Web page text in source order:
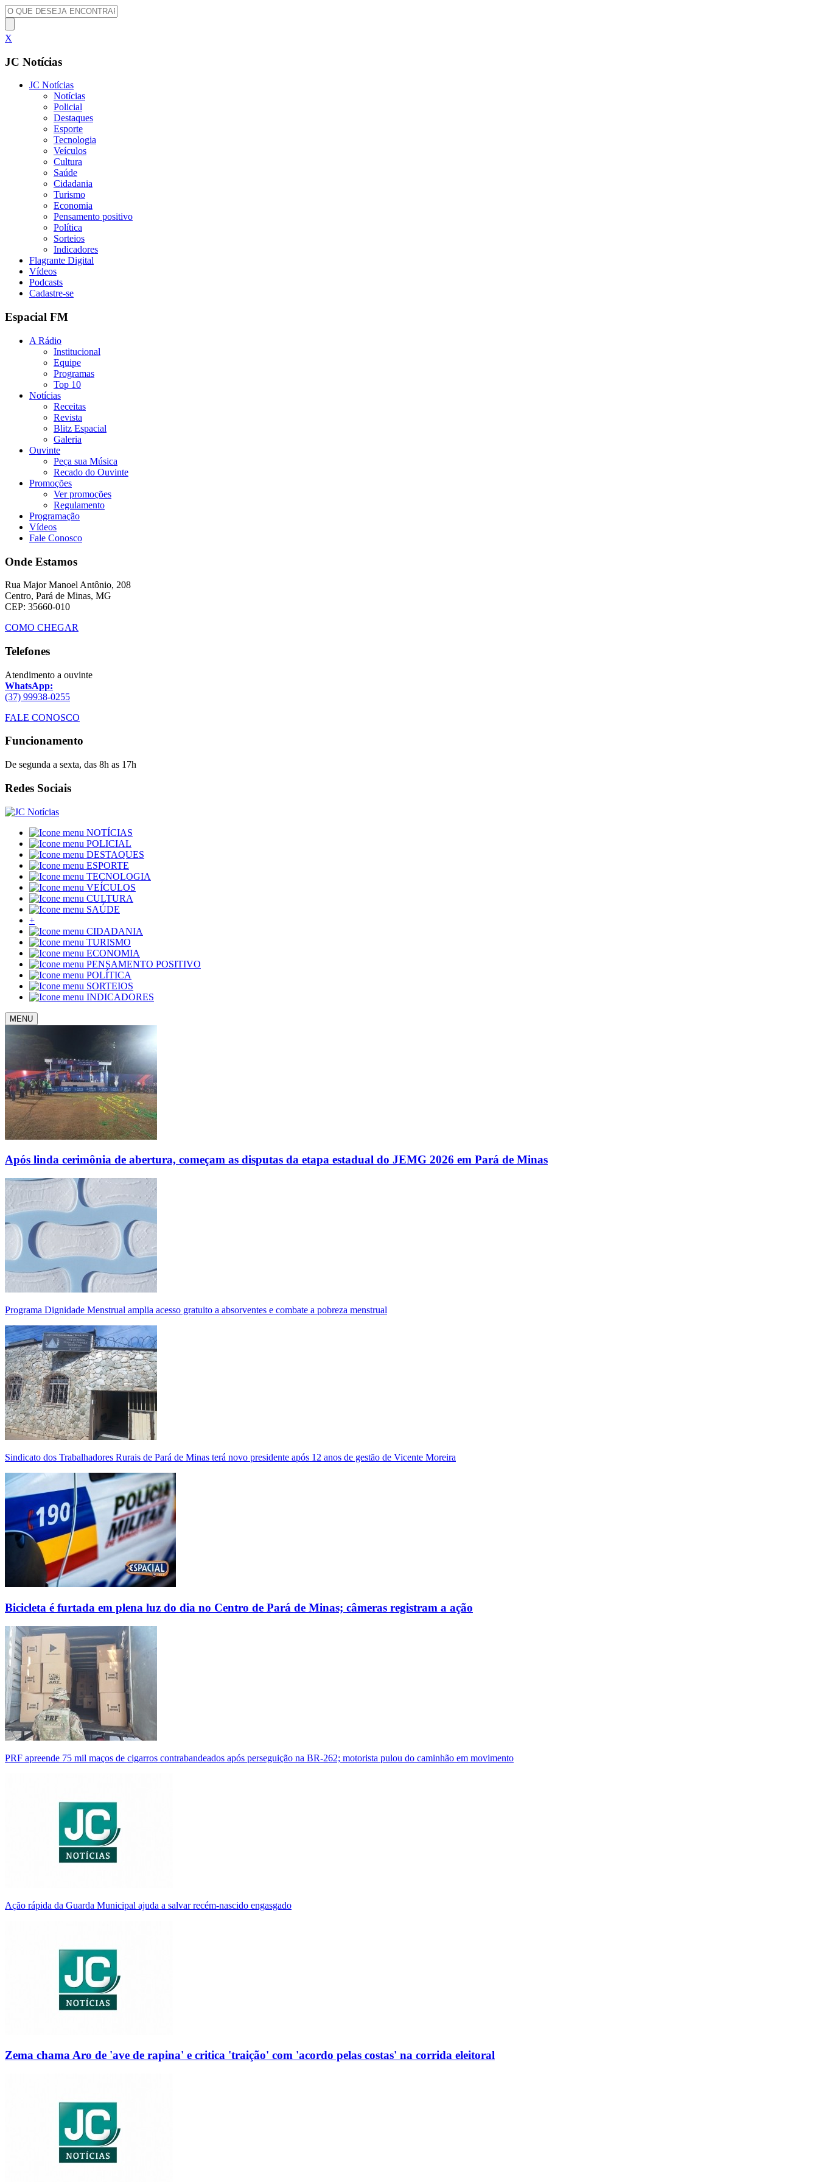
X
JC Notícias
JC Notícias
Notícias
Policial
Destaques
Esporte
Tecnologia
Veículos
Cultura
Saúde
Cidadania
Turismo
Economia
Pensamento positivo
Política
Sorteios
Indicadores
Flagrante Digital
Vídeos
Podcasts
Cadastre-se
Espacial FM
A Rádio
Institucional
Equipe
Programas
Top 10
Notícias
Receitas
Revista
Blitz Espacial
Galeria
Ouvinte
Peça sua Música
Recado do Ouvinte
Promoções
Ver promoções
Regulamento
Programação
Vídeos
Fale Conosco
Onde Estamos
Rua Major Manoel Antônio, 208
Centro, Pará de Minas, MG
CEP: 35660-010
COMO CHEGAR
Telefones
Atendimento a ouvinte
WhatsApp:
(37) 99938-0255
FALE CONOSCO
Funcionamento
De segunda a sexta, das 8h as 17h
Redes Sociais
NOTÍCIAS
POLICIAL
DESTAQUES
ESPORTE
TECNOLOGIA
VEÍCULOS
CULTURA
SAÚDE
+
CIDADANIA
TURISMO
ECONOMIA
PENSAMENTO POSITIVO
POLÍTICA
SORTEIOS
INDICADORES
MENU
Após linda cerimônia de abertura, começam as disputas da etapa estadual do JEMG 2026 em Pará de Minas
Programa Dignidade Menstrual amplia acesso gratuito a absorventes e combate a pobreza menstrual
Sindicato dos Trabalhadores Rurais de Pará de Minas terá novo presidente após 12 anos de gestão de Vicente Moreira
Bicicleta é furtada em plena luz do dia no Centro de Pará de Minas; câmeras registram a ação
PRF apreende 75 mil maços de cigarros contrabandeados após perseguição na BR-262; motorista pulou do caminhão em movimento
Ação rápida da Guarda Municipal ajuda a salvar recém-nascido engasgado
Zema chama Aro de 'ave de rapina' e critica 'traição' com 'acordo pelas costas' na corrida eleitoral